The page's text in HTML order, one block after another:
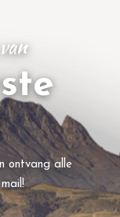
ontvang alle